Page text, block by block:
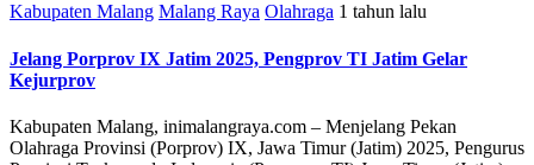
Kabupaten Malang Malang Raya Olahraga 1 tahun lalu
Jelang Porprov IX Jatim 2025, Pengprov TI Jatim Gelar
Kejurprov
Kabupaten Malang, inimalangraya.com – Menjelang Pekan
Olahraga Provinsi (Porprov) IX, Jawa Timur (Jatim) 2025, Pengurus